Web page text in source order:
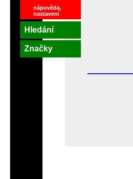
nápověda,
nastavení
Hledání
Značky